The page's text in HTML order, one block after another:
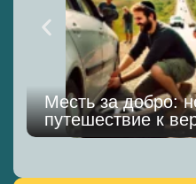
Месть за добро:
путешествие к